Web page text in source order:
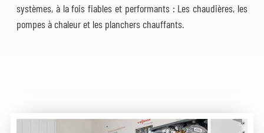
systèmes, à la fois fiables et performants : Les chaudières, les
pompes à chaleur et les planchers chauffants.